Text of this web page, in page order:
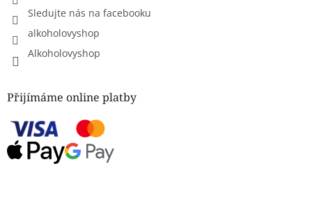
Sledujte nás na facebooku
alkoholovyshop
Alkoholovyshop
Přijímáme online platby